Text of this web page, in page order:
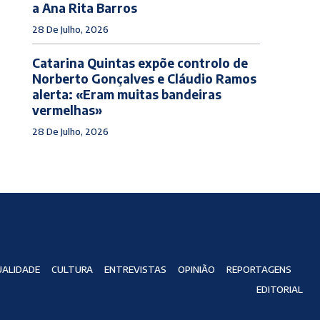
a Ana Rita Barros
28 De Julho, 2026
Catarina Quintas expõe controlo de
Norberto Gonçalves e Cláudio Ramos
alerta: «Eram muitas bandeiras
vermelhas»
28 De Julho, 2026
CULTURA ENTREVISTAS OPINIÃO
REPORTAGENS
EDITORIAL